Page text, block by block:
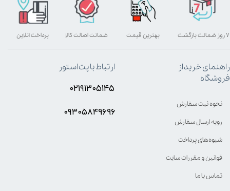
بهترین قیمت پرداخت آنلاین ۷ روز ضمانت بازگشت ضمانت اصالت کالا
راهنمای خرید از
فروشگاه
نحوه ثبت سفارش
رویه ارسال سفارش
شیوه‌های پرداخت
قوانین و مقررات سایت
تماس با ما
ارتباط با پت استور
۰۲۱۹۱۳۰۵۱۴۵
۰۹۳۰۵8۴9696